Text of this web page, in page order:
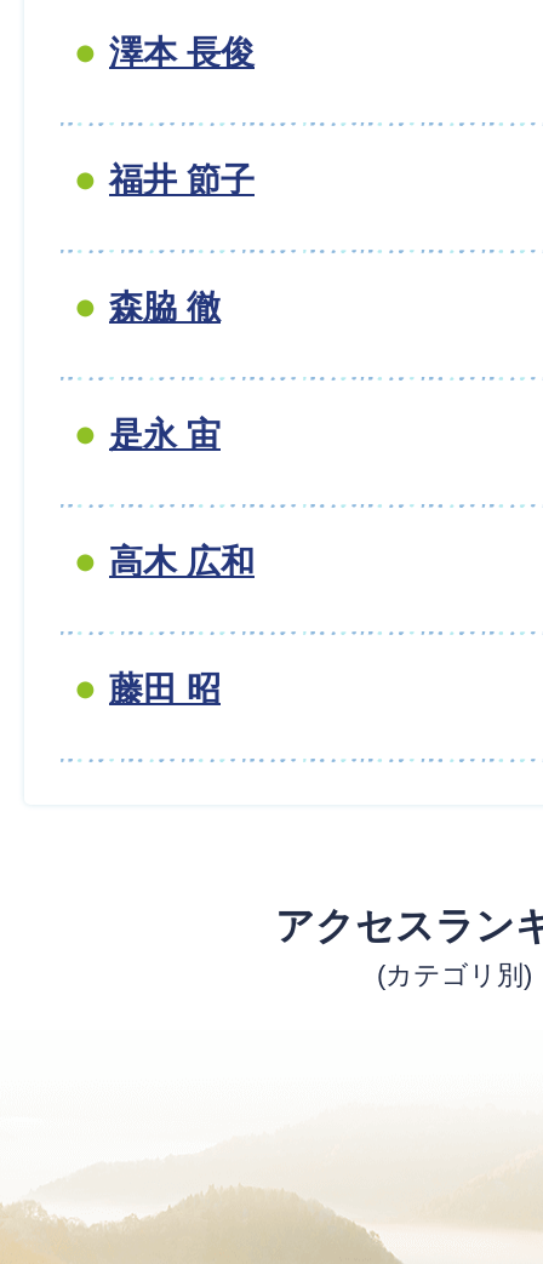
澤本 長俊
福井 節子
森脇 徹
是永 宙
高木 広和
藤田 昭
アクセスラン
(カテゴリ別)